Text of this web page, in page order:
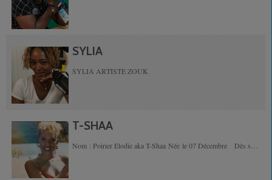
SYLIA
SYLIA ARTISTE ZOUK
T-SHAA
Nom : Poirier Elodie aka T-Shaa Née le 07 Décembre Dès son